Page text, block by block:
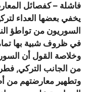
فاشلة – كفصائل
يخفي بعضها العداء
السوريون من تواطؤ
في ظروف شبية بها
وخلاصة القول أن
من الجانب التركي,
وتطهير معارضتهم من